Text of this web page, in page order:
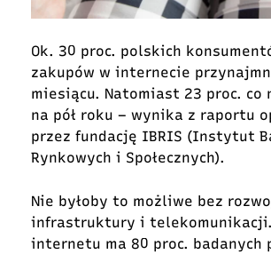
Ok. 30 proc. polskich
zakupów w internecie
miesiącu. Natomiast 23 proc. co
na pół roku – wynika z raportu
przez fundację IBRIS (Instytut
Rynkowych i Społecznych).
Nie byłoby to możliwe bez
infrastruktury i telekomunikacji.
internetu ma 80 proc. badanych